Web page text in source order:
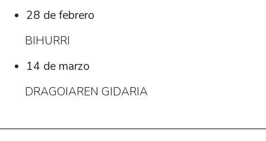
28 de febrero
BIHURRI
14 de marzo
DRAGOIAREN GIDARIA